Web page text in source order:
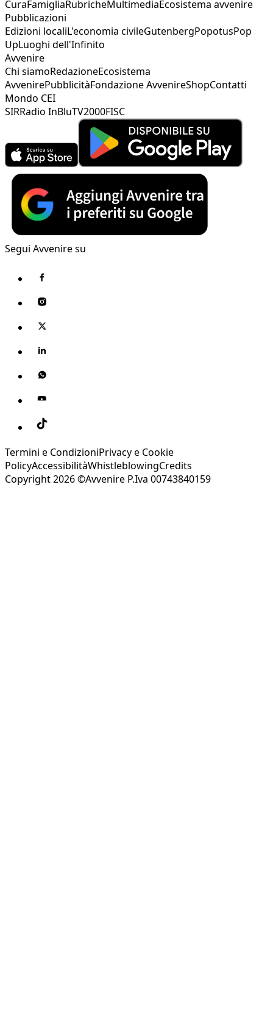
CuraFamigliaRubricheMultimediaEcosistema avvenire
Pubblicazioni
Edizioni localiL'economia civileGutenbergPopotusPop
UpLuoghi dell'Infinito
Avvenire
Chi siamoRedazioneEcosistema
AvvenirePubblicitàFondazione AvvenireShopContatti
Mondo CEI
SIRRadio InBluTV2000FISC
Segui Avvenire su
Termini e CondizioniPrivacy e Cookie
PolicyAccessibilitàWhistleblowingCredits
Copyright 2026 ©Avvenire P.Iva 00743840159